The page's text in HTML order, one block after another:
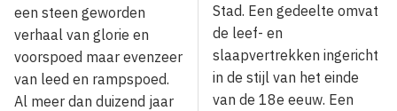
een steen geworden
verhaal van glorie en
voorspoed maar evenzeer
van leed en rampspoed.
Al meer dan duizend jaar
Stad. Een gedeelte omvat
de leef- en
slaapvertrekken ingericht
in de stijl van het einde
van de 18e eeuw. Een